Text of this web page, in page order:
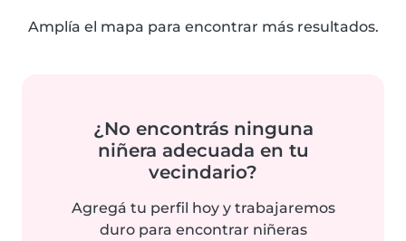
Amplía el mapa para encontrar más resultados.
¿No encontrás ninguna
niñera adecuada en tu
vecindario?
Agregá tu perfil hoy y trabajaremos
duro para encontrar niñeras